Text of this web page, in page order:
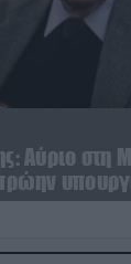
Aύριο